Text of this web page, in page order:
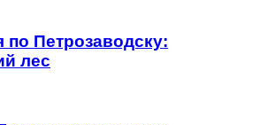
по Петрозаводску:
лес